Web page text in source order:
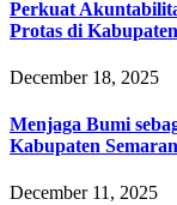
Perkuat
Protas di
December 18, 2025
Menjaga Bumi
Kabupaten
December 11, 2025